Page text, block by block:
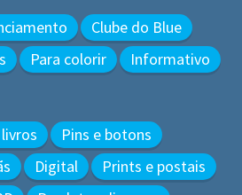
Clube do Blue
Para colorir Informativo
Pins e botons
Digital
Prints e postais